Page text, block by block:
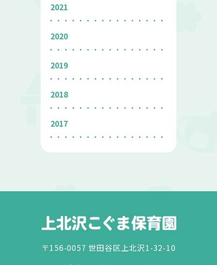
2021
2020
2019
2018
2017
〒156-0057 世田谷区上北沢1-32-10